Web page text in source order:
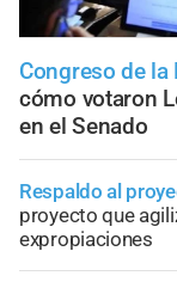
Congreso de la
cómo votaron
en el Senado
Respaldo al
proyecto que
expropiaciones